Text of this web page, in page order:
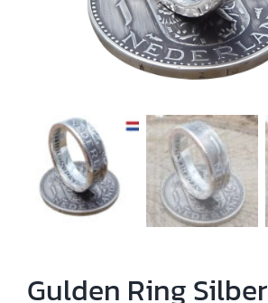
Gulden Ring Silber